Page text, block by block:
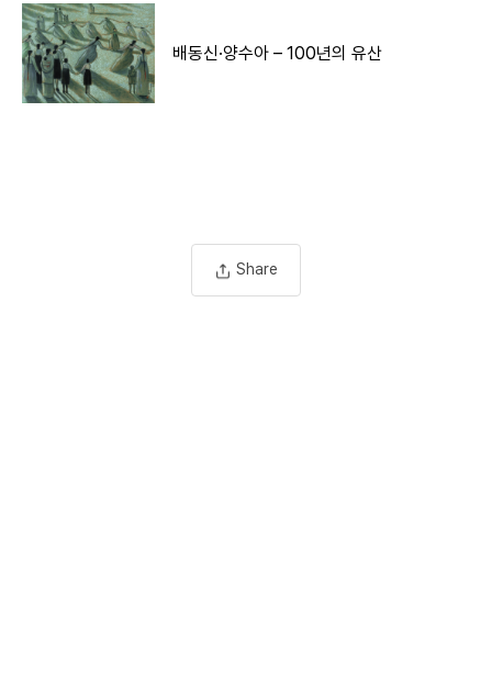
배동신·양수아 – 100년의 유산
Share